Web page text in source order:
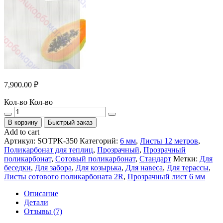
7,900.00 ₽
Кол-во Кол-во
В корзину Быстрый заказ
Add to cart
Артикул: SOTPK-350 Категорий: 6 мм, Листы 12 метров,
Поликарбонат для теплиц, Прозрачный, Прозрачный
поликарбонат, Сотовый поликарбонат, Стандарт Метки: Для
беседки, Для забора, Для козырька, Для навеса, Для терассы,
Листы сотового поликарбоната 2R, Прозрачный лист 6 мм
Описание
Детали
Отзывы (7)